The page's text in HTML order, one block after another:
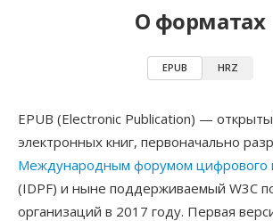
О форматах
EPUB HRZ
EPUB (Electronic Publication) —
электронных книг, первоначально
Международным форумом цифрового
(IDPF) и ныне поддерживаемый W3C
организаций в 2017 году. Первая